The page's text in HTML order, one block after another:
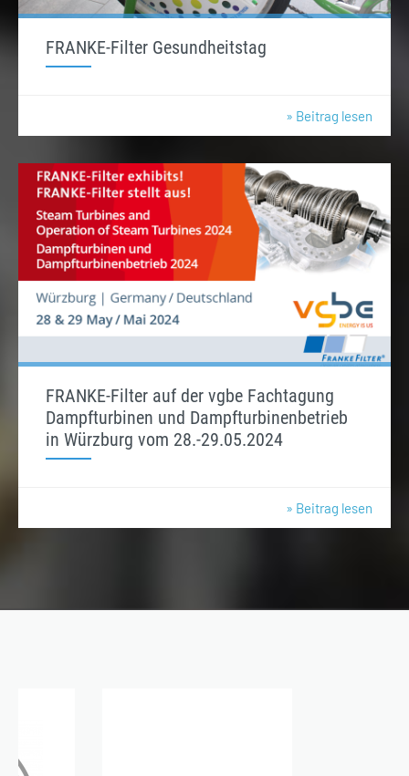
FRANKE-Filter Gesundheitstag
» Beitrag lesen
FRANKE-Filter auf der vgbe Fachtagung
Dampfturbinen und Dampfturbinenbetrieb
in Würzburg vom 28.-29.05.2024
» Beitrag lesen